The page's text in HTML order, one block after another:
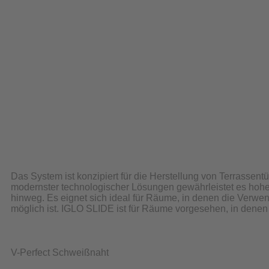
Das System ist konzipiert für die Herstellung von
modernster technologischer Lösungen gewährleistet es
hinweg. Es eignet sich ideal für Räume, in denen die
möglich ist. IGLO SLIDE ist für Räume vorgesehen, in
V-Perfect Schweißnaht